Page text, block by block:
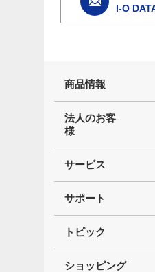
I-O
商品情報
法人のお客
様
サービス
サポート
トピック
ショッピング